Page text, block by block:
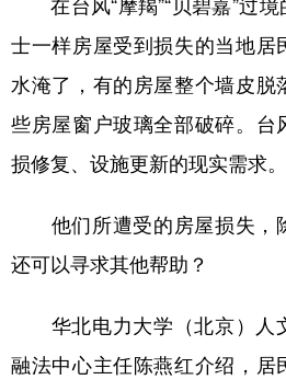
在台风“摩羯”“贝碧嘉”过境
士一样房屋受到损失的当地居
水淹了，有的房屋整个墙皮脱
些房屋窗户玻璃全部破碎。台
损修复、设施更新的现实需求。
他们所遭受的房屋损失，
还可以寻求其他帮助？
华北电力大学（北京）人
融法中心主任陈燕红介绍，居